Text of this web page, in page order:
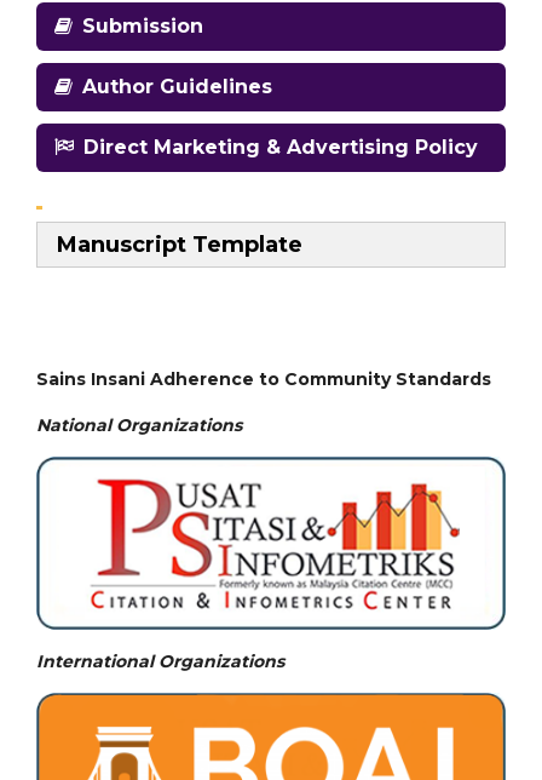
Submission
Author Guidelines
Direct Marketing & Advertising Policy
Manuscript Template
Sains Insani Adherence to Community Standards
National Organizations
International Organizations